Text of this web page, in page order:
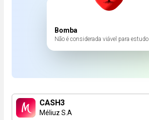
Bomba
Não é considerada viável para estudo
CASH3
Méliuz S.A